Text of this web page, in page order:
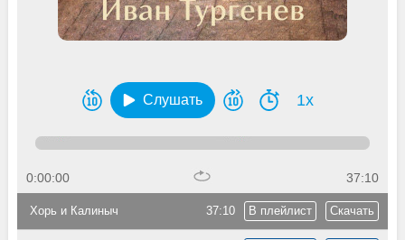
Слушать 1x
0:00:00 37:10
37:10 В плейлист Скачать
Хорь и Калиныч